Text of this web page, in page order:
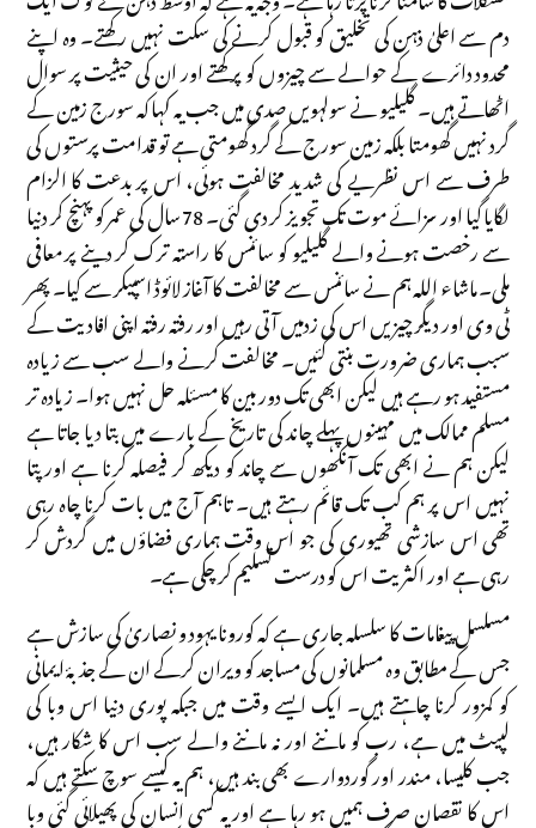
دم سے اعلیٰ ذہن کی تخلیق کو قبول کرنے کی سکت نہیں رکھتے۔ وہ اپنے
محدود دائرے کے حوالے سے چیزوں کو پرکھتے اور ان کی حیثیت پر سوال
اٹھاتے ہیں۔ گلیلیو نے سولہویں صدی میں جب یہ کہا کہ سورج زمین کے
گرد نہیں گھومتا بلکہ زمین سورج کے گرد گھومتی ہے تو قدامت پرستوں کی
طرف سے اس نظریے کی شدید مخالفت ہوئی، اس پر بدعت کا الزام
لگایا گیا اور سزائے موت تک تجویز کر دی گئی۔ 78 سال کی عمر کو پہنچ کر دنیا
سے رخصت ہونے والے گلیلیو کو سائنس کا راستہ ترک کر دینے پر معافی
ملی۔ ماشاء اللہ ہم نے سائنس سے مخالفت کا آغاز لائوڈ اسپیکر سے کیا۔ پھر
ٹی وی اور دیگر چیزیں اس کی زدمیں آتی رہیں اور رفتہ رفتہ اپنی افادیت کے
سبب ہماری ضرورت بنتی گئیں۔ مخالفت کرنے والے سب سے زیادہ
مستفید ہو رہے ہیں لیکن ابھی تک دوربین کا مسئلہ حل نہیں ہوا۔ زیادہ تر
مسلم ممالک میں مہینوں پہلے چاند کی تاریخ کے بارے میں بتا دیا جاتا ہے
لیکن ہم نے ابھی تک آنکھوں سے چاند کو دیکھ کر فیصلہ کرنا ہے اور پتا
نہیں اس پر ہم کب تک قائم رہتے ہیں۔ تاہم آج میں بات کرنا چاہ رہی
تھی اس سازشی تھیوری کی جو اس وقت ہماری فضاؤں میں گردش کر
رہی ہے اور اکثریت اس کو درست تسلیم کر چکی ہے۔
مسلسل پیغامات کا سلسلہ جاری ہے کہ کورونا یہود و نصاریٰ کی سازش ہے
جس کے مطابق وہ مسلمانوں کی مساجد کو ویران کرکے ان کے جذبۂ ایمانی
کو کمزور کرنا چاہتے ہیں۔ ایک ایسے وقت میں جبکہ پوری دنیا اس وبا کی
لپیٹ میں ہے، رب کو ماننے اور نہ ماننے والے سب اس کا شکار ہیں،
جب کلیسا، مندر اور گوردوارے بھی بند ہیں، ہم یہ کیسے سوچ سکتے ہیں کہ
اس کا نقصان صرف ہمیں ہو رہا ہے اور یہ کسی انسان کی پھیلائی گئی وبا